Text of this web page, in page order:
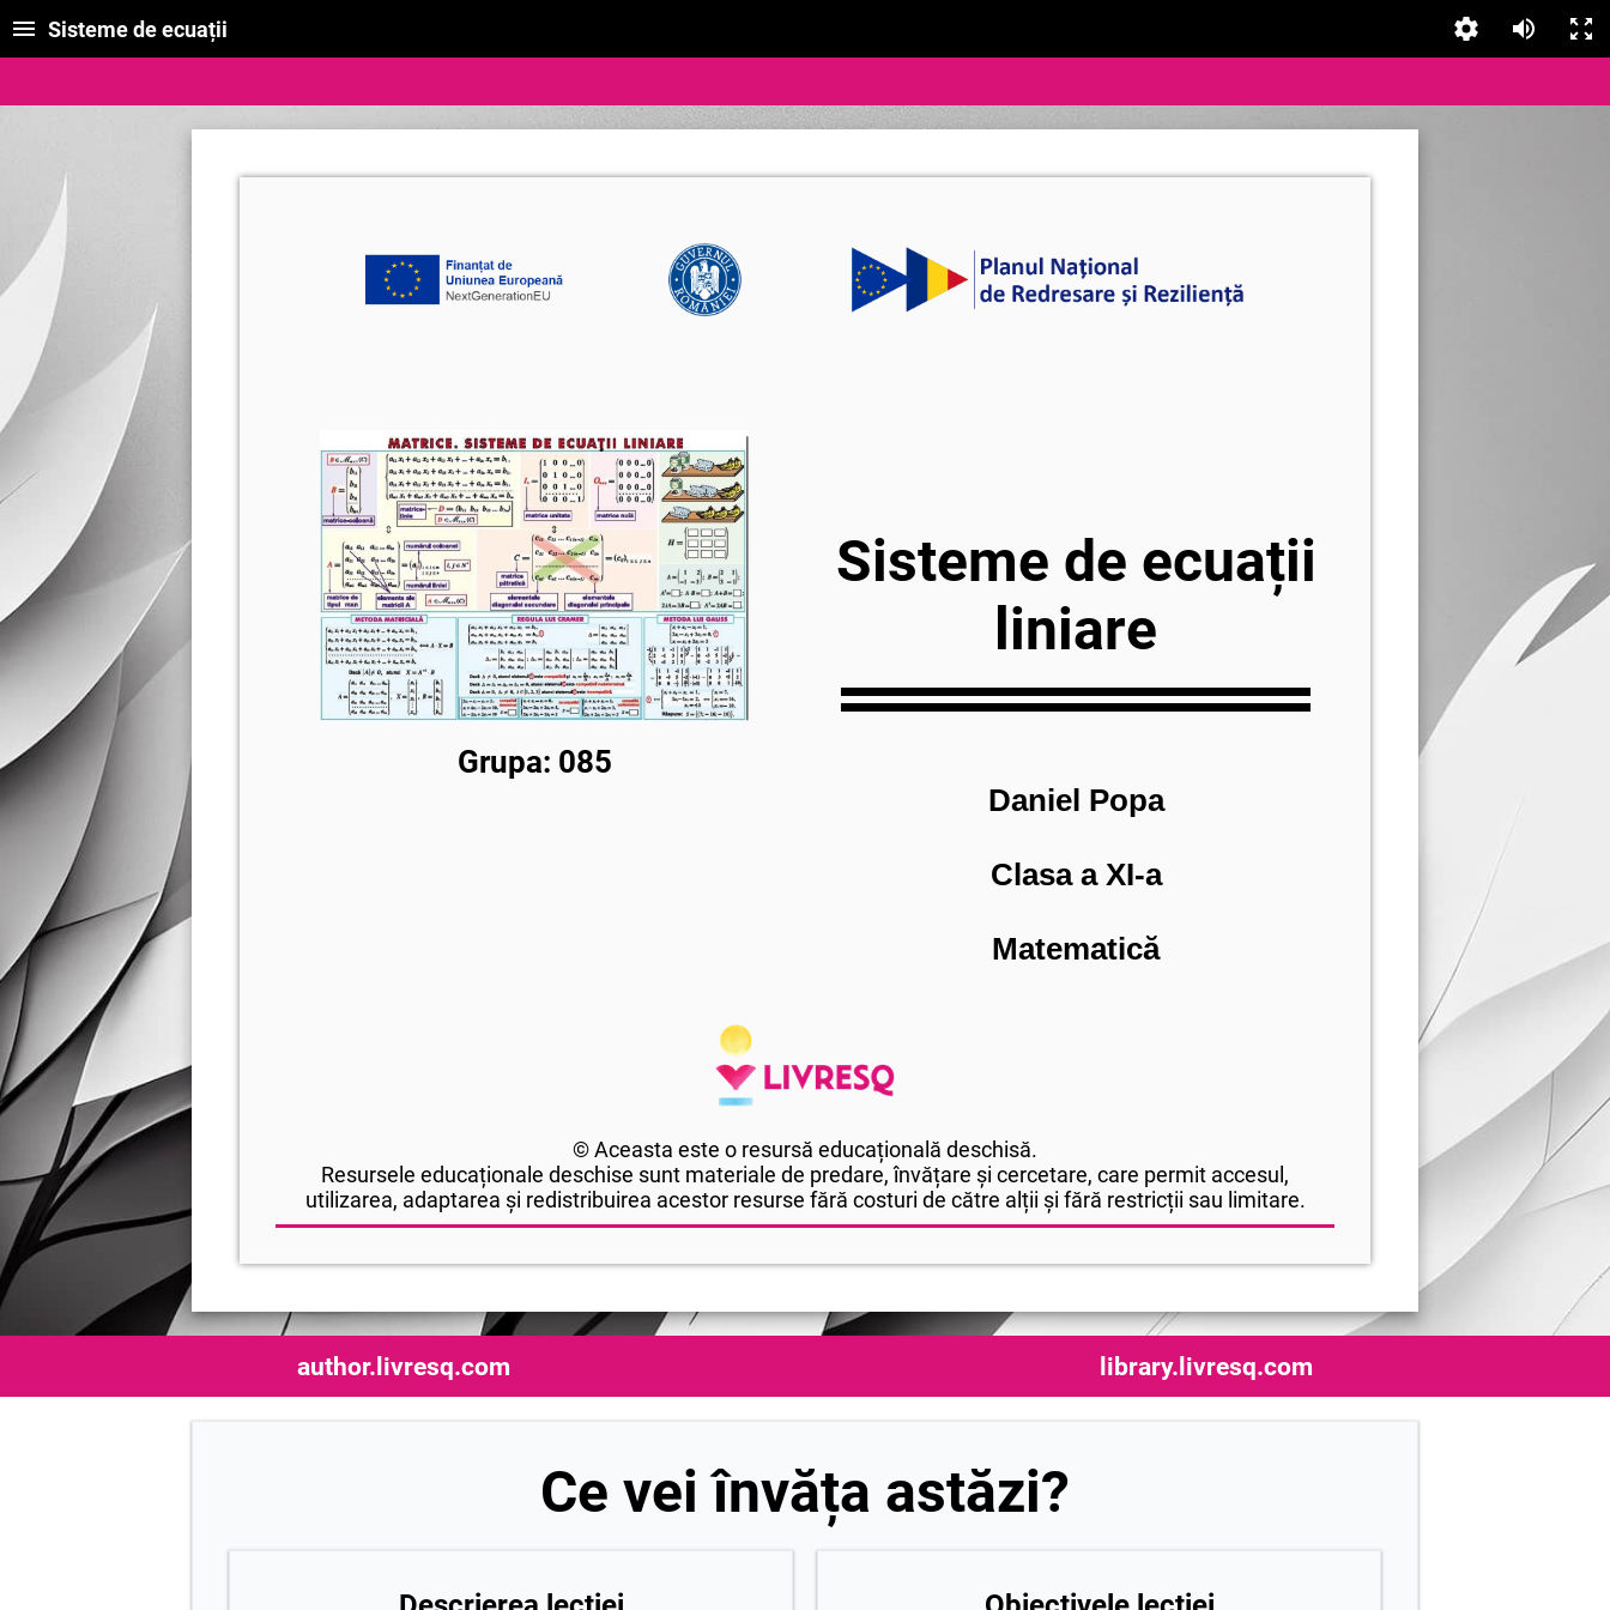
Sisteme de ecuații
Grupa: 085
Sisteme de ecuații
liniare
Daniel Popa
Clasa a XI-a
Matematică
© Aceasta este o resursă educațională deschisă.
Resursele educaționale deschise sunt materiale de predare, învățare și cercetare, care permit accesul,
utilizarea, adaptarea și redistribuirea acestor resurse fără costuri de către alții și fără restricții sau limitare.
author.livresq.com library.livresq.com
Ce vei învăța astăzi?